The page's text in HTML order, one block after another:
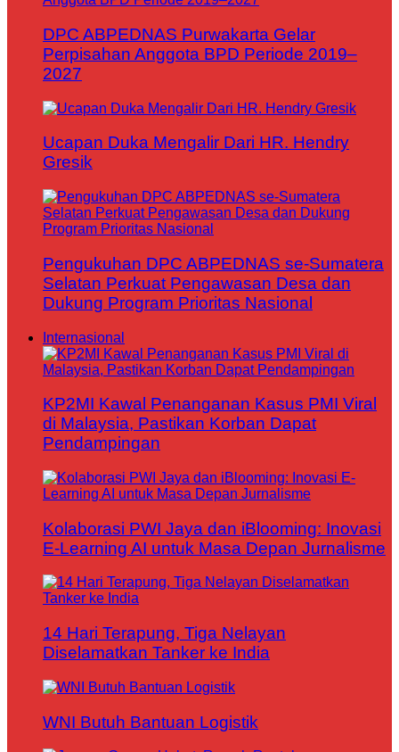
DPC ABPEDNAS Purwakarta Gelar
Perpisahan Anggota BPD Periode 2019–
2027
Ucapan Duka Mengalir Dari HR. Hendry
Gresik
Pengukuhan DPC ABPEDNAS se-Sumatera
Selatan Perkuat Pengawasan Desa dan
Dukung Program Prioritas Nasional
Internasional
KP2MI Kawal Penanganan Kasus PMI Viral
di Malaysia, Pastikan Korban Dapat
Pendampingan
Kolaborasi PWI Jaya dan iBlooming: Inovasi
E-Learning AI untuk Masa Depan Jurnalisme
14 Hari Terapung, Tiga Nelayan
Diselamatkan Tanker ke India
WNI Butuh Bantuan Logistik